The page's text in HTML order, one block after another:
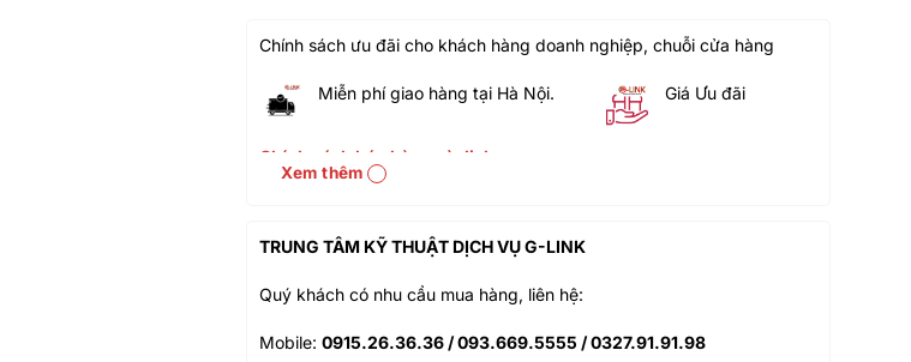
Chính sách ưu đãi cho khách hàng doanh nghiệp, chuỗi cửa hàng
Miễn phí giao hàng tại Hà Nội. Giá Ưu đãi
Chính sách bán hàng và dịch vụ
Ưu đãi khách hàng doanh nghiệp cả FDI
Mua online - giao hàng nhanh chóng
Xem thêm
TRUNG TÂM KỸ THUẬT DỊCH VỤ G-LINK
Quý khách có nhu cầu mua hàng, liên hệ:
Mobile:0915.26.36.36 / 093.669.5555 / 0327.91.91.98